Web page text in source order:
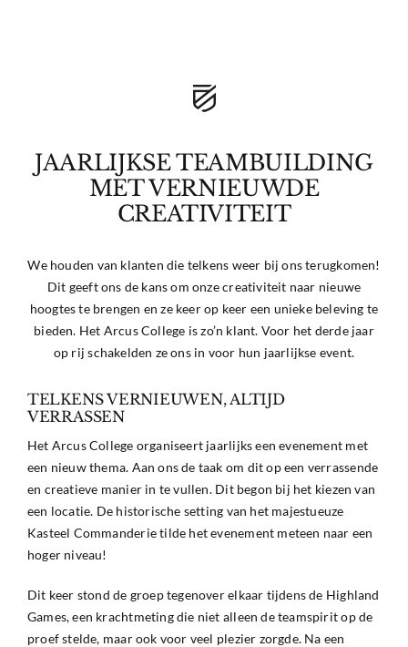
JAARLIJKSE TEAMBUILDING
MET VERNIEUWDE
CREATIVITEIT
We houden van klanten die telkens weer bij ons terugkomen!
Dit geeft ons de kans om onze creativiteit naar nieuwe
hoogtes te brengen en ze keer op keer een unieke beleving te
bieden. Het Arcus College is zo’n klant. Voor het derde jaar
op rij schakelden ze ons in voor hun jaarlijkse event.
TELKENS VERNIEUWEN, ALTIJD
VERRASSEN
Het Arcus College organiseert jaarlijks een evenement met
een nieuw thema. Aan ons de taak om dit op een verrassende
en creatieve manier in te vullen. Dit begon bij het kiezen van
een locatie. De historische setting van het majestueuze
Kasteel Commanderie tilde het evenement meteen naar een
hoger niveau!
Dit keer stond de groep tegenover elkaar tijdens de Highland
Games, een krachtmeting die niet alleen de teamspirit op de
proef stelde, maar ook voor veel plezier zorgde. Na een